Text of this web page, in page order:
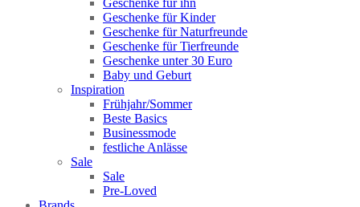
Geschenke für Kinder
Geschenke für Naturfreunde
Geschenke für Tierfreunde
Geschenke unter 30 Euro
Baby und Geburt
Inspiration
Frühjahr/Sommer
Beste Basics
Businessmode
festliche Anlässe
Sale
Sale
Pre-Loved